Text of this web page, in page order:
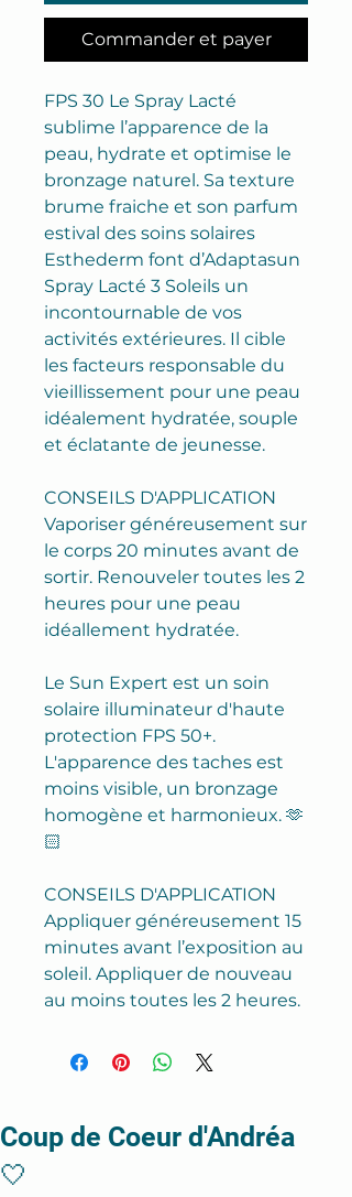
Commander et payer
FPS 30 Le Spray Lacté
sublime l’apparence de la
peau, hydrate et optimise le
bronzage naturel. Sa texture
brume fraiche et son parfum
estival des soins solaires
Esthederm font d’Adaptasun
Spray Lacté 3 Soleils un
incontournable de vos
activités extérieures. Il cible
les facteurs responsable du
vieillissement pour une peau
idéalement hydratée, souple
et éclatante de jeunesse.
CONSEILS D'APPLICATION
Vaporiser généreusement sur
le corps 20 minutes avant de
sortir. Renouveler toutes les 2
heures pour une peau
idéallement hydratée.
Le Sun Expert est un soin
solaire illuminateur d'haute
protection FPS 50+.
L'apparence des taches est
moins visible, un bronzage
homogène et harmonieux. 🫶
🏻
CONSEILS D'APPLICATION
Appliquer généreusement 15
minutes avant l’exposition au
soleil. Appliquer de nouveau
au moins toutes les 2 heures.
Coup de Coeur d'Andréa
🤍